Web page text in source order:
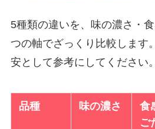
5種類の違いを、味の濃さ・
つの軸でざっくり比較します
安として参考にしてください。
品種 味の濃さ
食
ご